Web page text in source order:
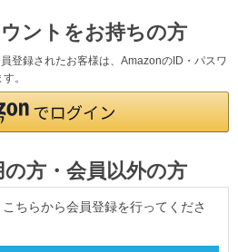
ントをお持ちの方
登録されたお客様は、AmazonのID・パスワ
。
方・会員以外の方
ちらから会員登録を行ってくださ